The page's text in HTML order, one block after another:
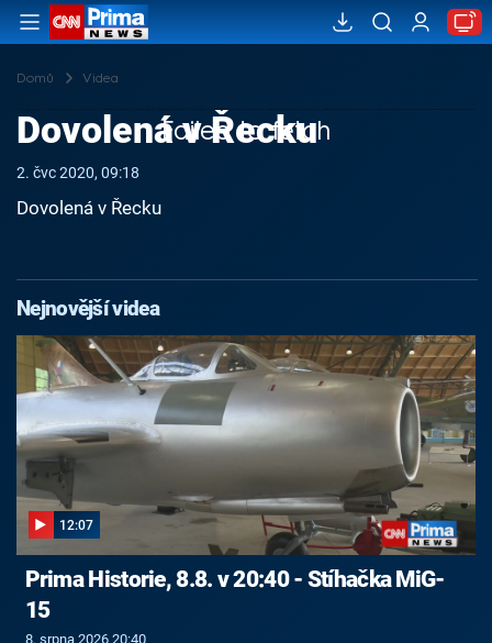
Domů Videa
Failed to fetch
Dovolená v Řecku
2. čvc 2020, 09:18
Dovolená v Řecku
Nejnovější videa
12:07
Prima Historie, 8.8. v 20:40 - Stíhačka MiG-
15
8. srpna 2026 20:40